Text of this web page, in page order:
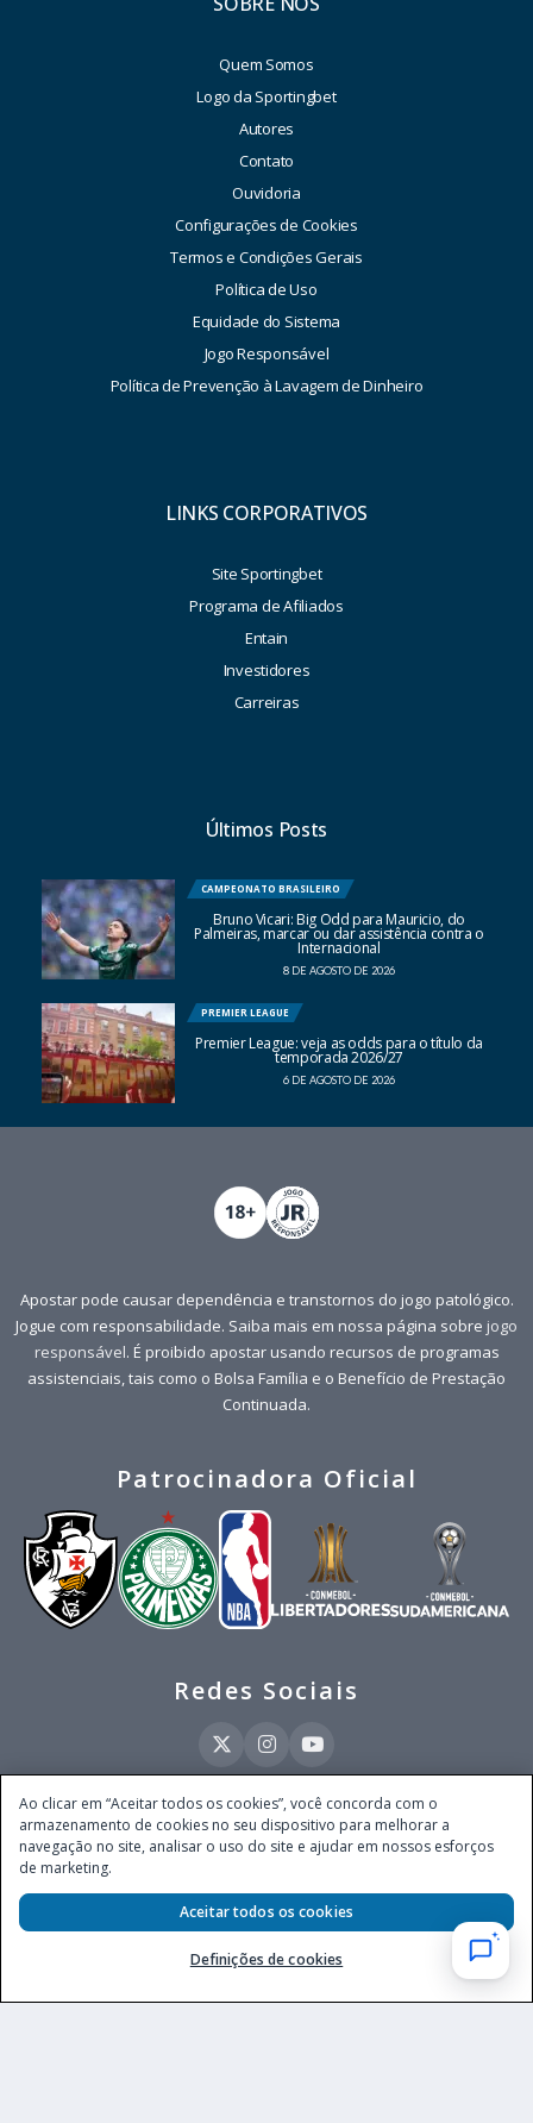
Quem Somos
Logo da Sportingbet
Autores
Contato
Ouvidoria
Configurações de Cookies
Termos e Condições Gerais
Política de Uso
Equidade do Sistema
Jogo Responsável
Política de Prevenção à Lavagem de Dinheiro
LINKS CORPORATIVOS
Site Sportingbet
Programa de Afiliados
Entain
Investidores
Carreiras
Últimos Posts
CAMPEONATO BRASILEIRO
Bruno Vicari: Big Odd para Mauricio, do
Palmeiras, marcar ou dar assistência contra o
Internacional
8 DE AGOSTO DE 2026
PREMIER LEAGUE
Premier League: veja as odds para o título da
temporada 2026/27
6 DE AGOSTO DE 2026
Apostar pode causar dependência e transtornos do jogo patológico.
Jogue com responsabilidade. Saiba mais em nossa página sobre jogo
responsável. É proibido apostar usando recursos de programas
assistenciais, tais como o Bolsa Família e o Benefício de Prestação
Continuada.
Patrocinadora Oficial
Redes Sociais
Este site é operado pela Ventmear Brasil LTDA (CNPJ 52.868.380/0001-84), com
endereço na Avenida Brigadeiro Faria Lima, nº 4.055, 3º andar, Itaim Bibi, no
Município de São Paulo, Estado de São Paulo, CEP 04538-133, Brasil - empresa
Secretaria de Prêmios e Apostas do Ministério da Fazenda, conforme Portaria nº
247, de 07.02.2025, publicada no DOU em 11.2.2025.
Ao clicar em “Aceitar todos os cookies”, você concorda com o
armazenamento de cookies no seu dispositivo para melhorar a
navegação no site, analisar o uso do site e ajudar em nossos esforços
de marketing.
Definições de cookies
Aceitar todos os cookies